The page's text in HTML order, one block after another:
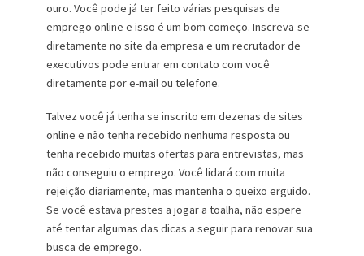
ouro. Você pode já ter feito várias pesquisas de
emprego online e isso é um bom começo. Inscreva-se
diretamente no site da empresa e um recrutador de
executivos pode entrar em contato com você
diretamente por e-mail ou telefone.
Talvez você já tenha se inscrito em dezenas de sites
online e não tenha recebido nenhuma resposta ou
tenha recebido muitas ofertas para entrevistas, mas
não conseguiu o emprego. Você lidará com muita
rejeição diariamente, mas mantenha o queixo erguido.
Se você estava prestes a jogar a toalha, não espere
até tentar algumas das dicas a seguir para renovar sua
busca de emprego.